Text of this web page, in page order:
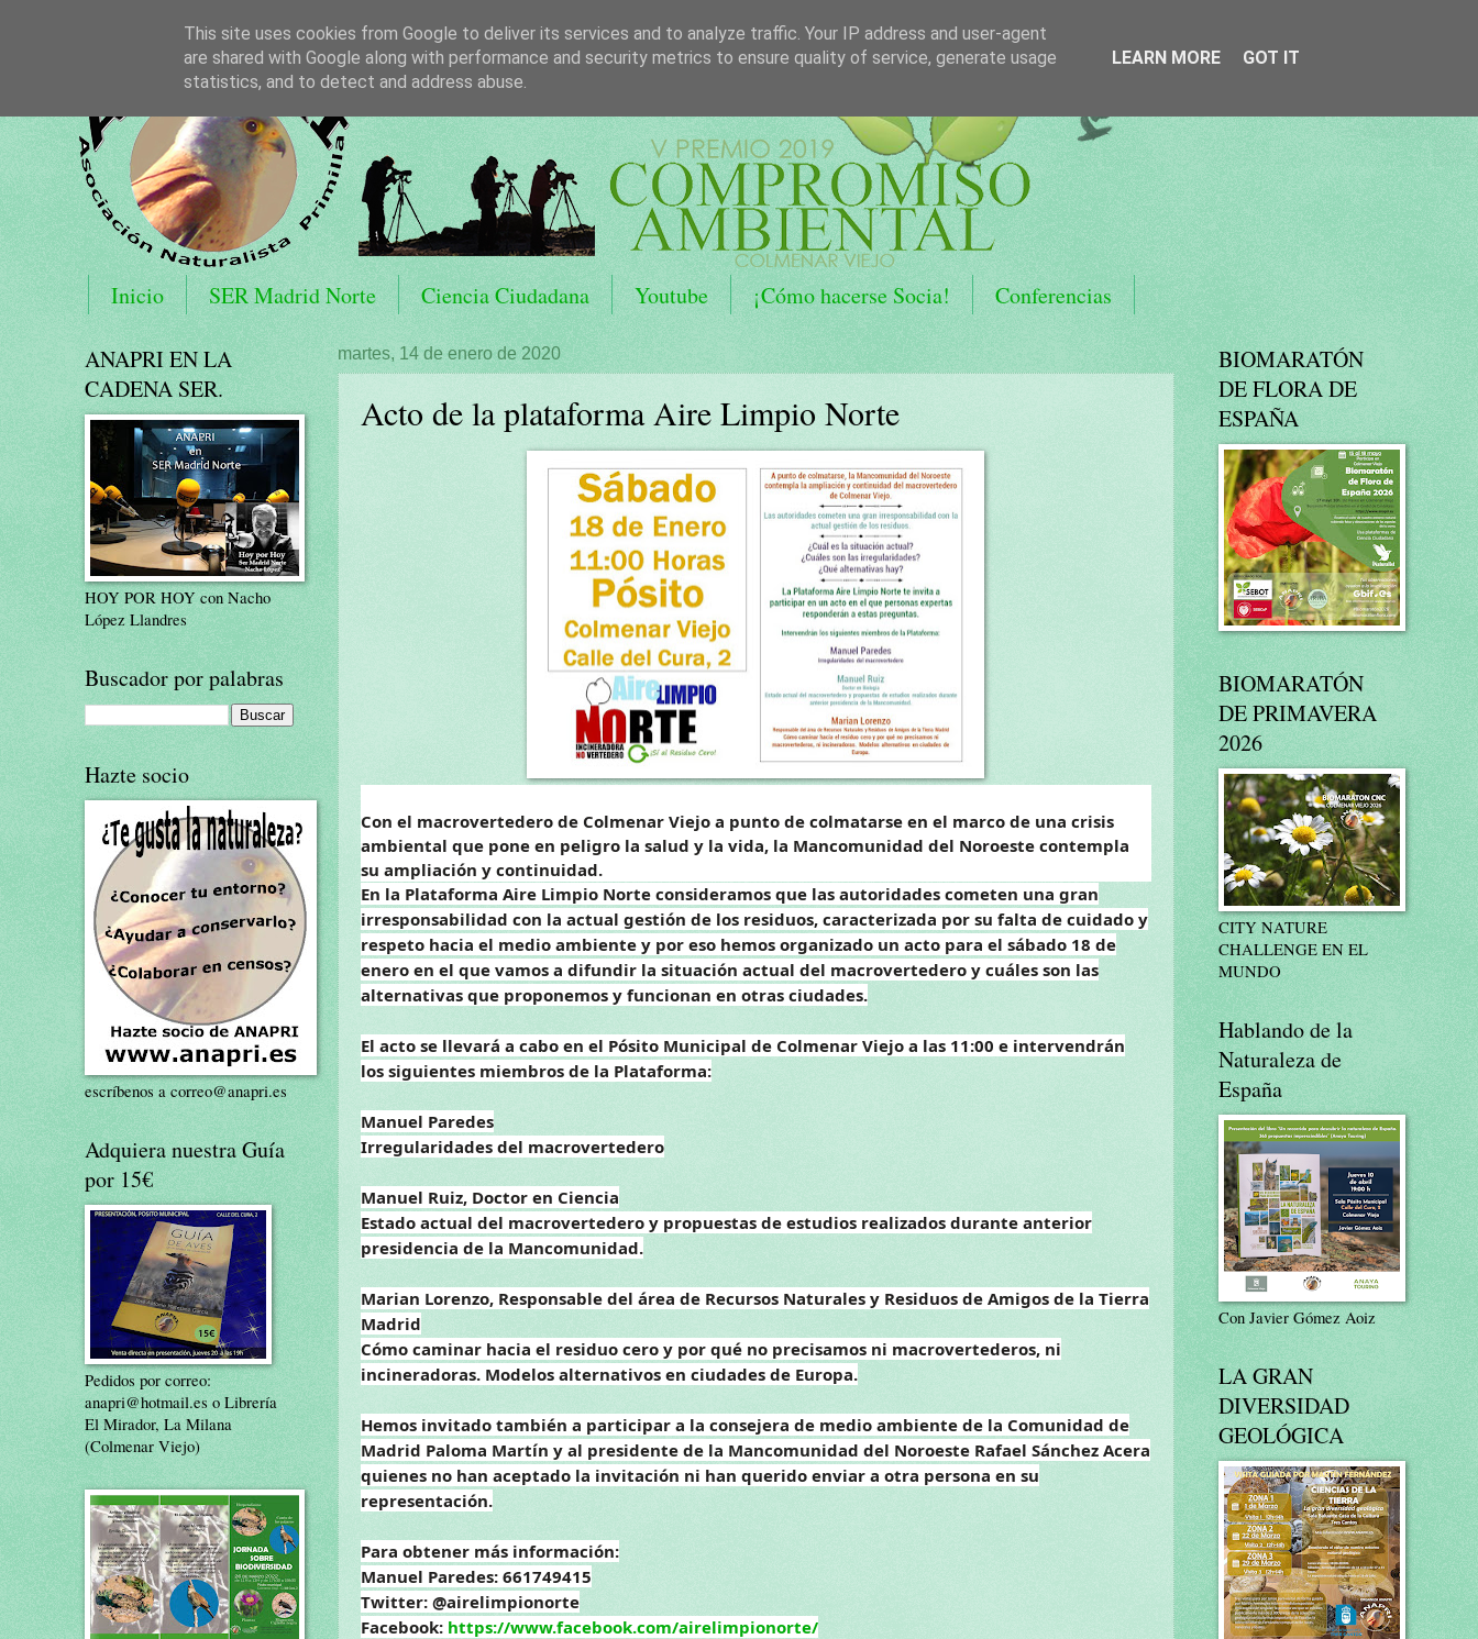
Inicio SER Madrid Norte Ciencia Ciudadana Youtube ¡Cómo hacerse Socia! Conferencias
martes, 14 de enero de 2020
Acto de la plataforma Aire Limpio Norte
Con el macrovertedero de Colmenar Viejo a punto de colmatarse en el marco de una crisis
ambiental que pone en peligro la salud y la vida, la Mancomunidad del Noroeste contempla
su ampliación y continuidad.
En la Plataforma Aire Limpio Norte consideramos que las autoridades cometen una gran
irresponsabilidad con la actual gestión de los residuos, caracterizada por su falta de cuidado y
respeto hacia el medio ambiente y por eso hemos organizado un acto para el sábado 18 de
enero en el que vamos a difundir la situación actual del macrovertedero y cuáles son las
alternativas que proponemos y funcionan en otras ciudades.
El acto se llevará a cabo en el Pósito Municipal de Colmenar Viejo a las 11:00 e intervendrán
los siguientes miembros de la Plataforma:
Manuel Paredes
Irregularidades del macrovertedero
Manuel Ruiz, Doctor en Ciencia
Estado actual del macrovertedero y propuestas de estudios realizados durante anterior
presidencia de la Mancomunidad.
Marian Lorenzo, Responsable del área de Recursos Naturales y Residuos de Amigos de la Tierra
Madrid
Cómo caminar hacia el residuo cero y por qué no precisamos ni macrovertederos, ni
incineradoras. Modelos alternativos en ciudades de Europa.
Hemos invitado también a participar a la consejera de medio ambiente de la Comunidad de
Madrid Paloma Martín y al presidente de la Mancomunidad del Noroeste Rafael Sánchez Acera
quienes no han aceptado la invitación ni han querido enviar a otra persona en su
representación.
Para obtener más información:
Manuel Paredes: 661749415
Twitter: @airelimpionorte
Facebook: https://www.facebook.com/airelimpionorte/
ANAPRI EN LA
CADENA SER.
HOY POR HOY con Nacho
López Llandres
Buscador por palabras
Hazte socio
escríbenos a correo@anapri.es
Adquiera nuestra Guía
por 15€
Pedidos por correo:
anapri@hotmail.es o Librería
El Mirador, La Milana
(Colmenar Viejo)
BIOMARATÓN
DE FLORA DE
ESPAÑA
BIOMARATÓN
DE PRIMAVERA
2026
CITY NATURE
CHALLENGE EN EL
MUNDO
Hablando de la
Naturaleza de
España
Con Javier Gómez Aoiz
LA GRAN
DIVERSIDAD
GEOLÓGICA
This site uses cookies from Google to deliver its services and to analyze traffic. Your IP address and user-agent
are shared with Google along with performance and security metrics to ensure quality of service, generate usage
statistics, and to detect and address abuse.
LEARN MORE GOT IT